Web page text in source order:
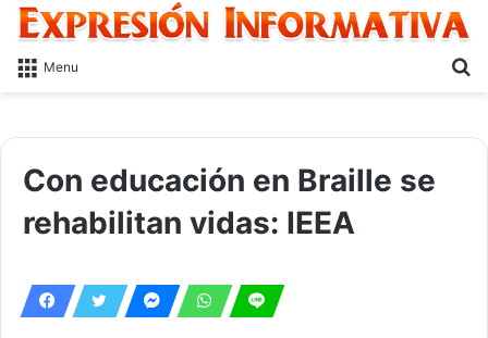
Menu
Con educación en Braille se
rehabilitan vidas: IEEA